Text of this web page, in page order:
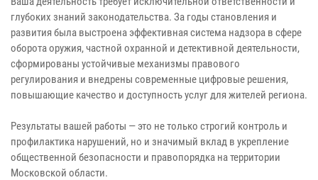
глубоких знаний законодательства. За годы становления и
развития была выстроена эффективная система надзора в сфере
оборота оружия, частной охранной и детективной деятельности,
сформированы устойчивые механизмы правового
регулирования и внедрены современные цифровые решения,
повышающие качество и доступность услуг для жителей региона.
Результаты вашей работы — это не только строгий контроль и
профилактика нарушений, но и значимый вклад в укрепление
общественной безопасности и правопорядка на территории
Московской области.